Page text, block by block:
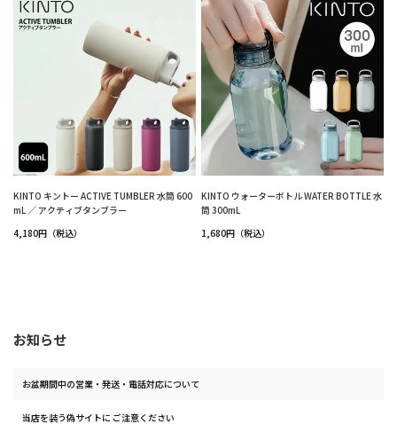
KINTO キントー ACTIVE TUMBLER 水筒 600
mL ／ アクティブタンブラー
4,180円（税込）
KINTO ウォーターボトル WATER BOTTLE 水
筒 300mL
1,680円（税込）
お知らせ
お盆期間中の営業・発送・電話対応について
当店を装う偽サイトに ご注意ください